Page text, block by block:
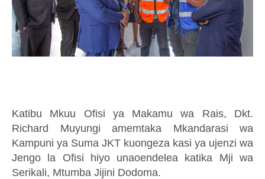
Katibu Mkuu Ofisi ya Makamu wa Rais, Dkt.
Richard Muyungi amemtaka Mkandarasi wa
Kampuni ya Suma JKT kuongeza kasi ya ujenzi wa
Jengo la Ofisi hiyo unaoendelea katika Mji wa
Serikali, Mtumba Jijini Dodoma.